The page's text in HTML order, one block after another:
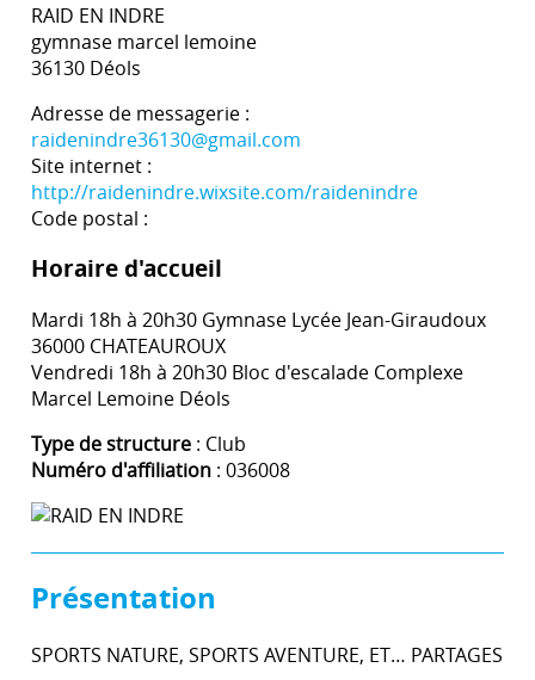
RAID EN INDRE
gymnase marcel lemoine
36130 Déols
Adresse de messagerie :
raidenindre36130@gmail.com
Site internet :
http://raidenindre.wixsite.com/raidenindre
Code postal :
Horaire d'accueil
Mardi 18h à 20h30 Gymnase Lycée Jean-Giraudoux
36000 CHATEAUROUX
Vendredi 18h à 20h30 Bloc d'escalade Complexe
Marcel Lemoine Déols
Type de structure : Club
Numéro d'affiliation : 036008
Présentation
SPORTS NATURE, SPORTS AVENTURE, ET… PARTAGES